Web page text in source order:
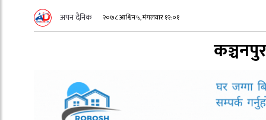
अपन दैनिक २०७८ आश्विन ५, मंगलवार १२:०१
कञ्चनपुर